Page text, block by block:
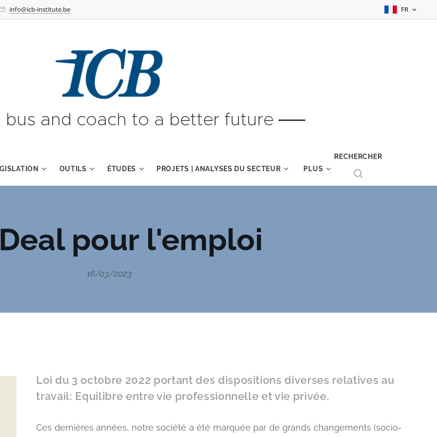
info@icb-institute.be FR
bus and coach to a better future
OUTILS ÉTUDES PROJETS | ANALYSES DU SECTEUR PLUS
RECHERCHER
pour l'emploi
16/03/2023
Loi du 3 octobre 2022 portant des dispositions diverses relatives au
travail: Equilibre entre vie professionnelle et vie privée.
Ces dernières années, notre société a été marquée par de grands changements (socio-